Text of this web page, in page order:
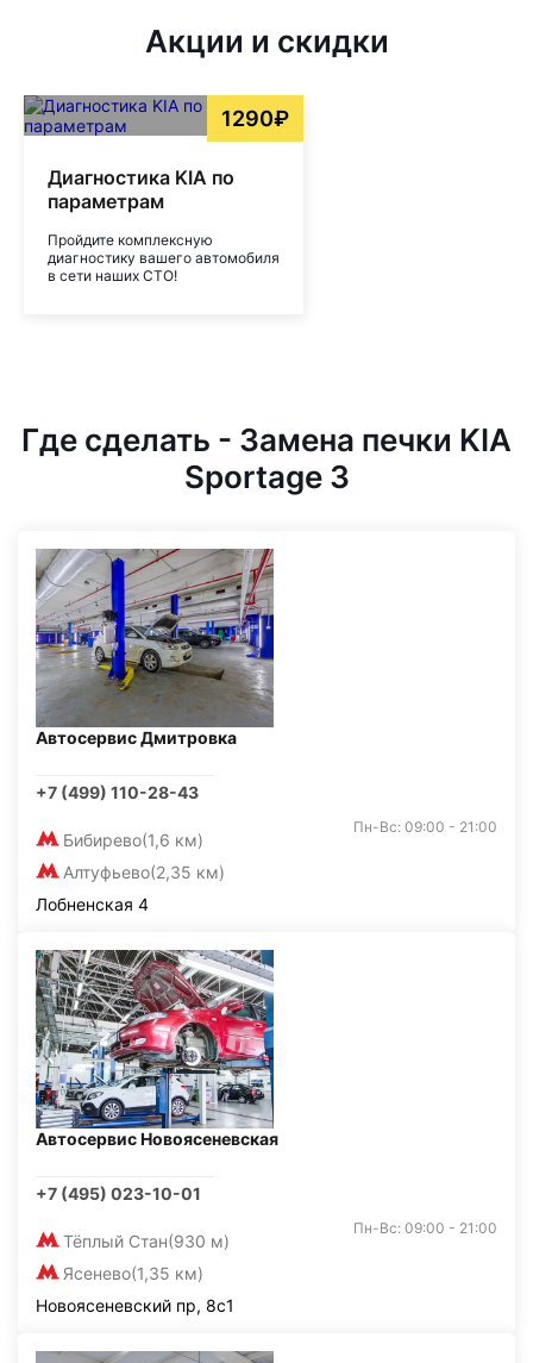
Акции и скидки
1290₽
Диагностика KIA по
параметрам
Пройдите комплексную
диагностику вашего автомобиля
в сети наших СТО!
Где сделать - Замена печки KIA
Sportage 3
Автосервис Дмитровка
+7 (499) 110-28-43
Бибирево(1,6 км)
Алтуфьево(2,35 км)
Пн-Вс: 09:00 - 21:00
Лобненская 4
Автосервис Новоясеневская
+7 (495) 023-10-01
Тёплый Стан(930 м)
Ясенево(1,35 км)
Пн-Вс: 09:00 - 21:00
Новоясеневский пр, 8с1